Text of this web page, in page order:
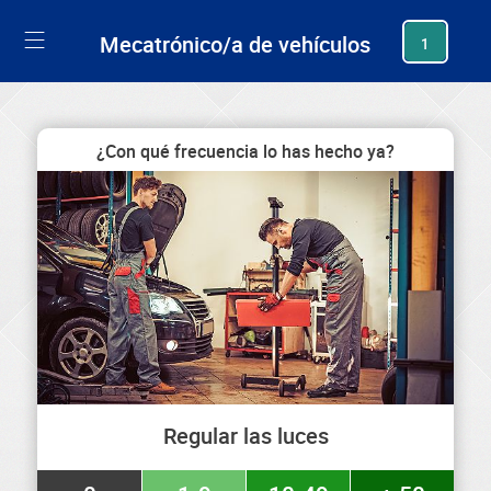
Mecatrónico/a de vehículos 1
¿Con qué frecuencia lo has hecho ya?
Regular las luces